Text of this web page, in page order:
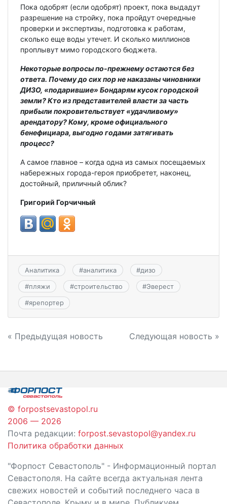
Пока одобрят (если одобрят) проект, пока выдадут
разрешение на стройку, пока пройдут очередные
проверки и экспертизы, подготовка к работам,
сколько еще воды утечет. И сколько миллионов
проплывут мимо городского бюджета.
Некоторые вопросы по-прежнему остаются без
ответа. Почему до сих пор не наказаны чиновники
ДИЗО, «подарившие» Бондарям кусок городской
земли? Кто из представителей власти за часть
прибыли покровительствует «удачливому»
арендатору? Кому, кроме официального
бенефициара, выгодно годами затягивать
процесс?
А самое главное – когда одна из самых посещаемых
набережных города-героя приобретет, наконец,
достойный, приличный облик?
Григорий Горчичный
Аналитика #аналитика #дизо
#пляжи #строительство #Эверест
#ярепортер
Навигация
записям
« Предыдущая новость Следующая новость »
© forpostsevastopol.ru
2006 — 2026
Почта редакции: forpost.sevastopol@yandex.ru
Политика обработки данных
"Форпост Севастополь" - Информационный портал
Севастополя. На сайте всегда актуальная лента
свежих новостей и событий последнего часа в